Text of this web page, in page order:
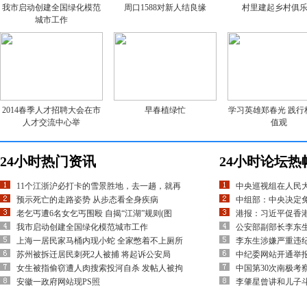
我市启动创建全国绿化模范
城市工作
周口1588对新人结良缘 村里建起乡村俱
2014春季人才招聘大会在市
人才交流中心举
早春植绿忙
学习英雄郑春光 践行
值观
24小时热门资讯
11个江浙沪必打卡的雪景胜地，去一趟，就再
预示死亡的走路姿势 从步态看全身疾病
老乞丐遭6名女乞丐围殴 自揭“江湖”规则(图
我市启动创建全国绿化模范城市工作
上海一居民家马桶内现小蛇 全家憋着不上厕所
苏州被拆迁居民刺死2人被捕 将起诉公安局
女生被指偷窃遭人肉搜索投河自杀 发帖人被拘
安徽一政府网站现PS照
24小时论坛热
中央巡视组在人民
中组部：中央决定
港报：习近平促香
公安部副部长李东
李东生涉嫌严重违
中纪委网站开通举
中国第30次南极考
李肇星曾讲和儿子